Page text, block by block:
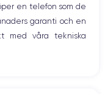
18W
SIM
en telefon som de
garanti och en
med våra tekniska